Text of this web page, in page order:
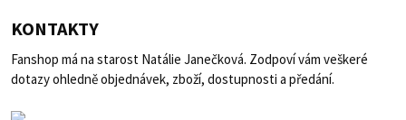
KONTAKTY
Fanshop má na starost Natálie Janečková. Zodpoví vám veškeré
dotazy ohledně objednávek, zboží, dostupnosti a předání.